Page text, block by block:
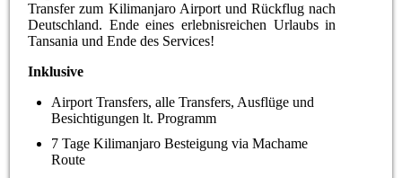
Transfer zum Kilimanjaro Airport und Rückflug nach
Deutschland. Ende eines erlebnisreichen Urlaubs in
Tansania und Ende des Services!
Inklusive
Airport Transfers, alle Transfers, Ausflüge und
Besichtigungen lt. Programm
7 Tage Kilimanjaro Besteigung via Machame
Route